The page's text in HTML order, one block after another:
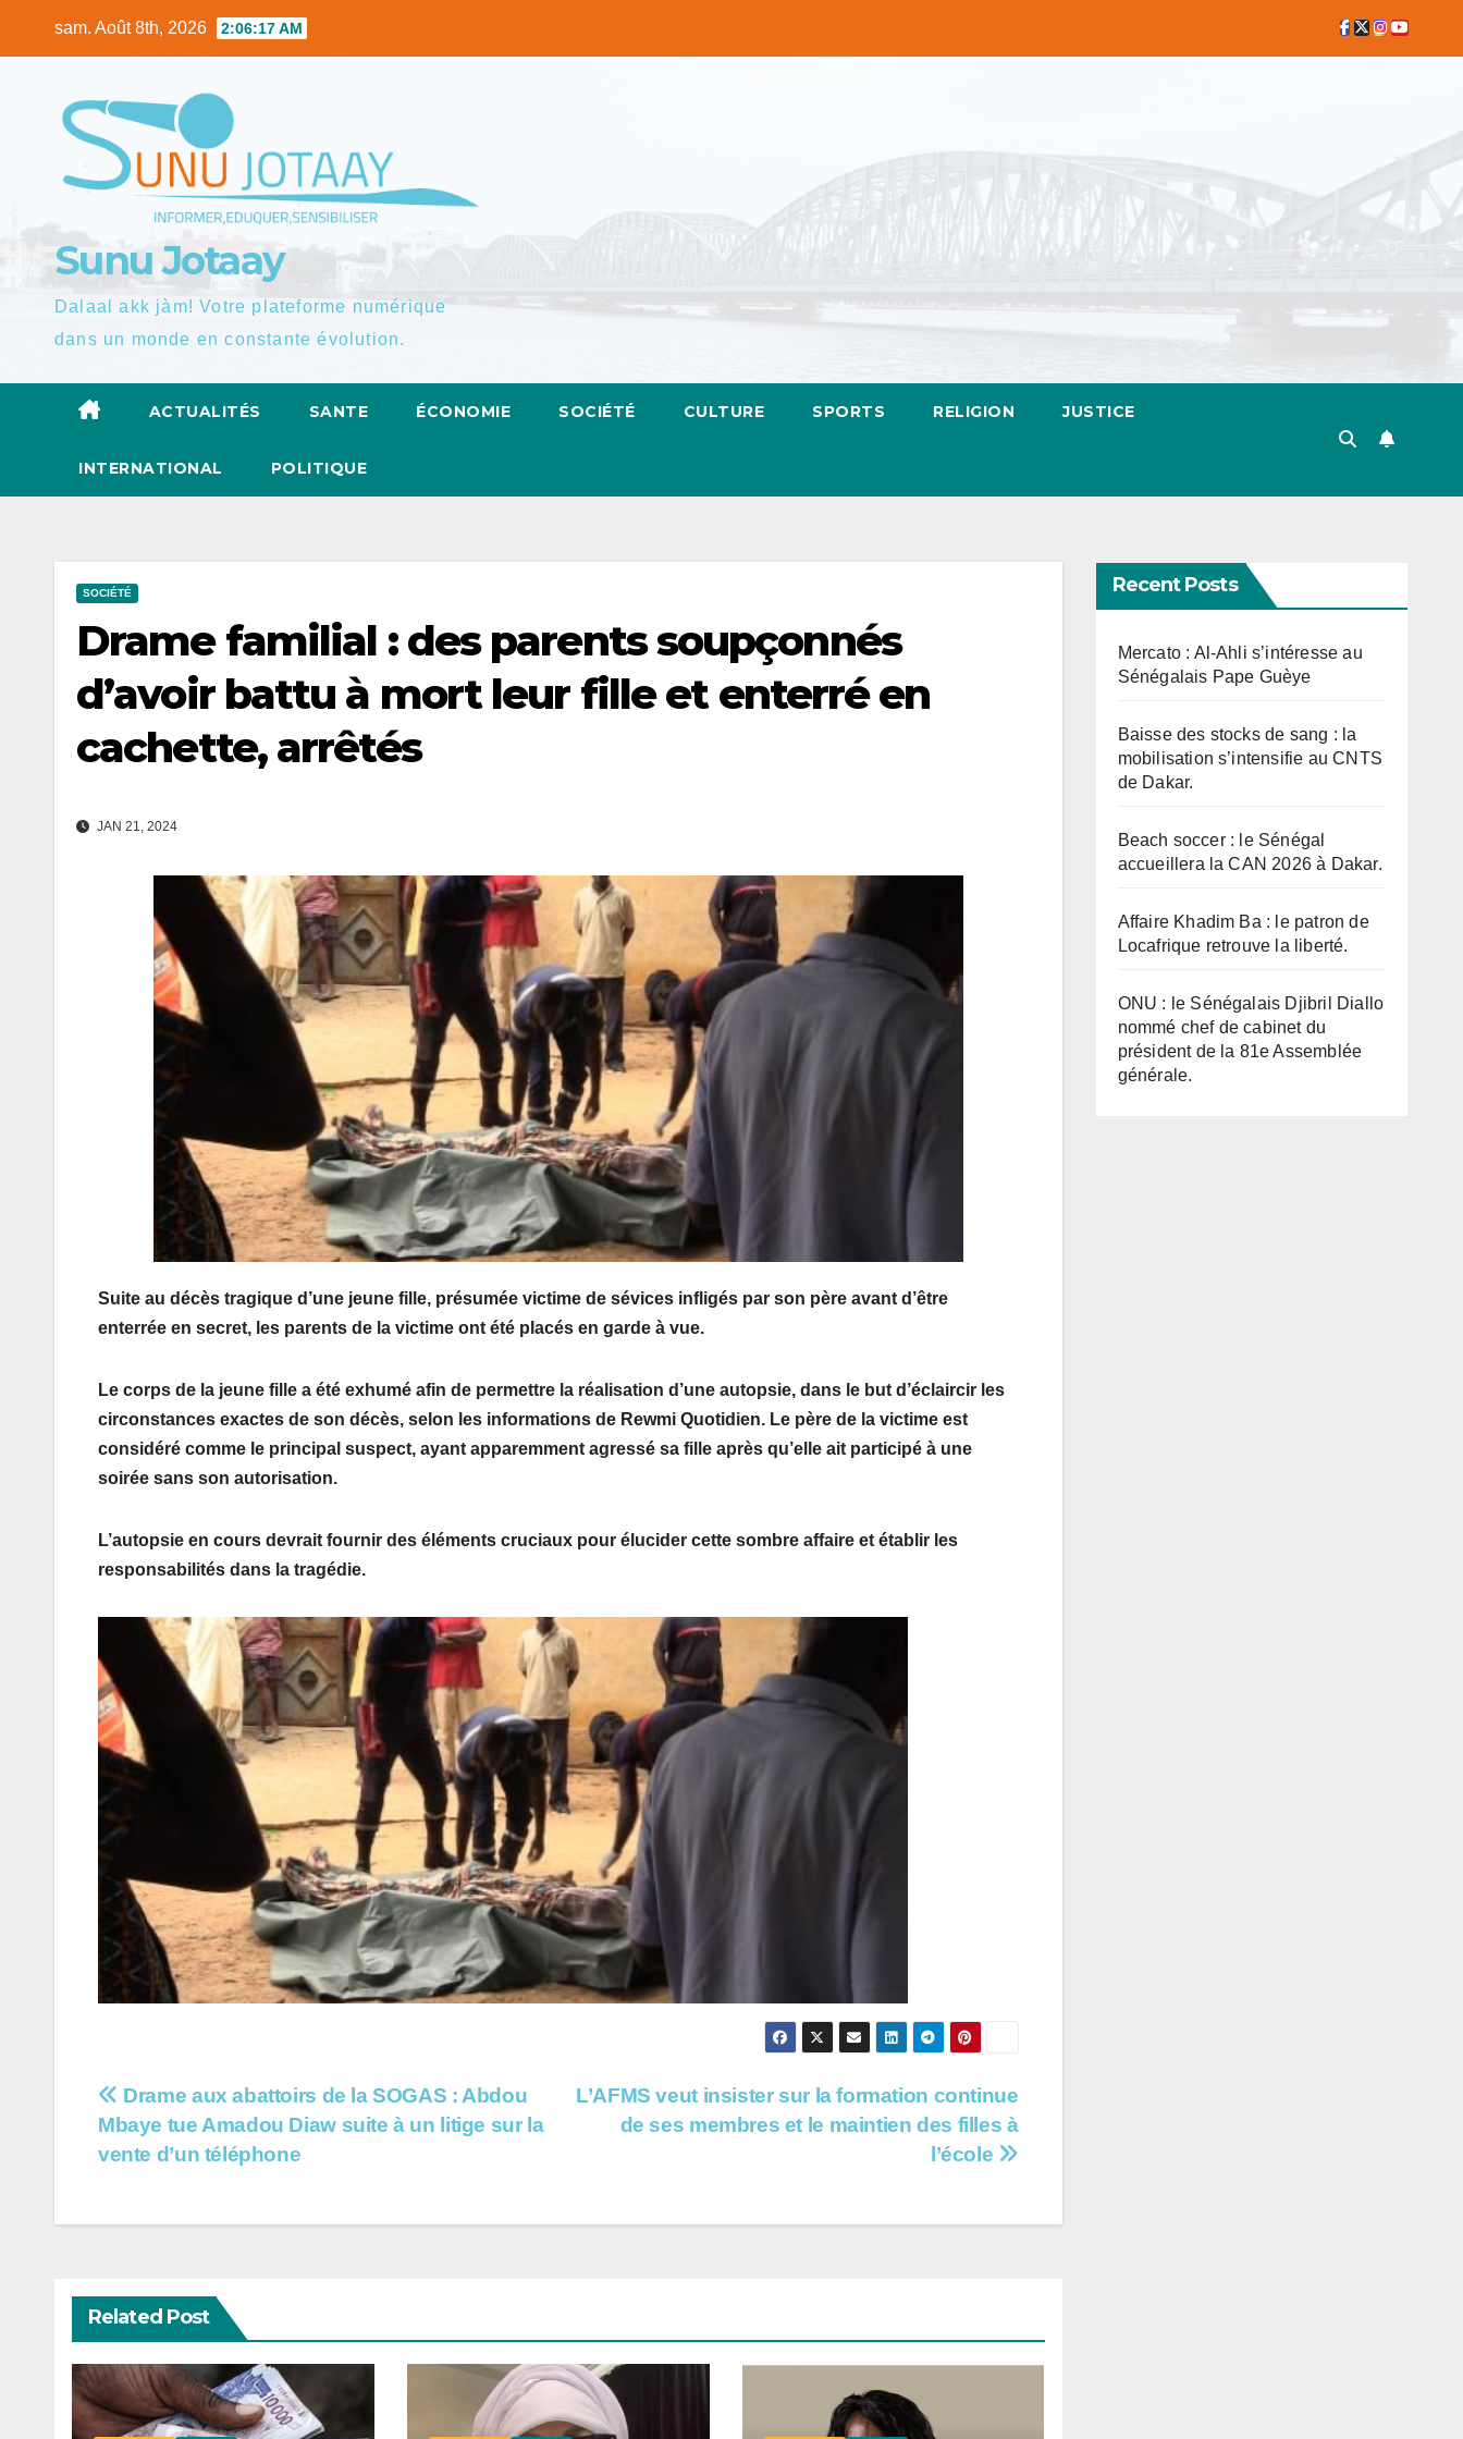
sam. Août 8th, 2026 2:06:19 AM
Sunu Jotaay
Dalaal akk jàm! Votre plateforme numérique
dans un monde en constante évolution.
ACTUALITÉS SANTE ÉCONOMIE SOCIÉTÉ CULTURE SPORTS RELIGION JUSTICE
INTERNATIONAL POLITIQUE
SOCIÉTÉ
Drame familial : des parents soupçonnés
d’avoir battu à mort leur fille et enterré en
cachette, arrêtés
JAN 21, 2024
Suite au décès tragique d’une jeune fille, présumée victime de sévices infligés par son père avant d’être
enterrée en secret, les parents de la victime ont été placés en garde à vue.
Le corps de la jeune fille a été exhumé afin de permettre la réalisation d’une autopsie, dans le but d’éclaircir les
circonstances exactes de son décès, selon les informations de Rewmi Quotidien. Le père de la victime est
considéré comme le principal suspect, ayant apparemment agressé sa fille après qu’elle ait participé à une
soirée sans son autorisation.
L’autopsie en cours devrait fournir des éléments cruciaux pour élucider cette sombre affaire et établir les
responsabilités dans la tragédie.
Navigation
de
L’AFMS veut insister sur la formation continue
de ses membres et le maintien des filles à
l’école
Drame aux abattoirs de la SOGAS : Abdou
Mbaye tue Amadou Diaw suite à un litige sur la
vente d’un téléphone
Related Post
Recent Posts
Mercato : Al-Ahli s’intéresse au
Sénégalais Pape Guèye
Baisse des stocks de sang : la
mobilisation s’intensifie au CNTS
de Dakar.
Beach soccer : le Sénégal
accueillera la CAN 2026 à Dakar.
Affaire Khadim Ba : le patron de
Locafrique retrouve la liberté.
ONU : le Sénégalais Djibril Diallo
nommé chef de cabinet du
président de la 81e Assemblée
générale.